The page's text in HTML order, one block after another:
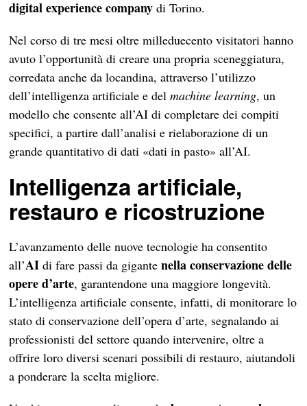
digital experience company di Torino.
Nel corso di tre mesi oltre milleduecento visitatori hanno
avuto l’opportunità di creare una propria sceneggiatura,
corredata anche da locandina, attraverso l’utilizzo
dell’intelligenza artificiale e delmachine learning, un
modello che consente all’AI di completare dei compiti
specifici, a partire dall’analisi e rielaborazione di un
grande quantitativo di dati «dati in pasto» all’AI.
Intelligenza artificiale,
restauro e ricostruzione
L’avanzamento delle nuove tecnologie ha consentito
all’AIdi fare passi da gigantenella conservazione delle
opere d’arte, garantendone una maggiore longevità.
L’intelligenza artificiale consente, infatti, di monitorare lo
stato di conservazione dell’opera d’arte, segnalando ai
professionisti del settore quando intervenire, oltre a
offrire loro diversi scenari possibili di restauro, aiutandoli
a ponderare la scelta migliore.